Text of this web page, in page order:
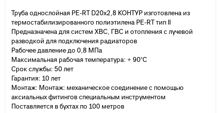
Труба однослойная PE-RT D20х2,8 КОНТУР изготовлена из
термостабилизированного полиэтилена PE-RT тип II
Предназначена для систем ХВС, ГВС и отопления с лучевой
разводкой для подключения радиаторов
Рабочее давление до 0,8 МПа
Максимальная рабочая температура: + 90°С
Срок службы: 50 лет
Гарантия: 10 лет
Монтаж: Монтаж: механическое соединение с помощью
аксиальных фитингов специальным инструментом
Поставляется в бухтах по 100 метров